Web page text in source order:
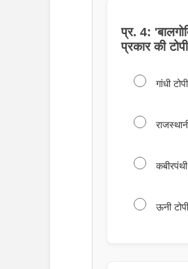
प्र. 4:
प्रकार की
गांधी टोपी
ऊनी टोपी